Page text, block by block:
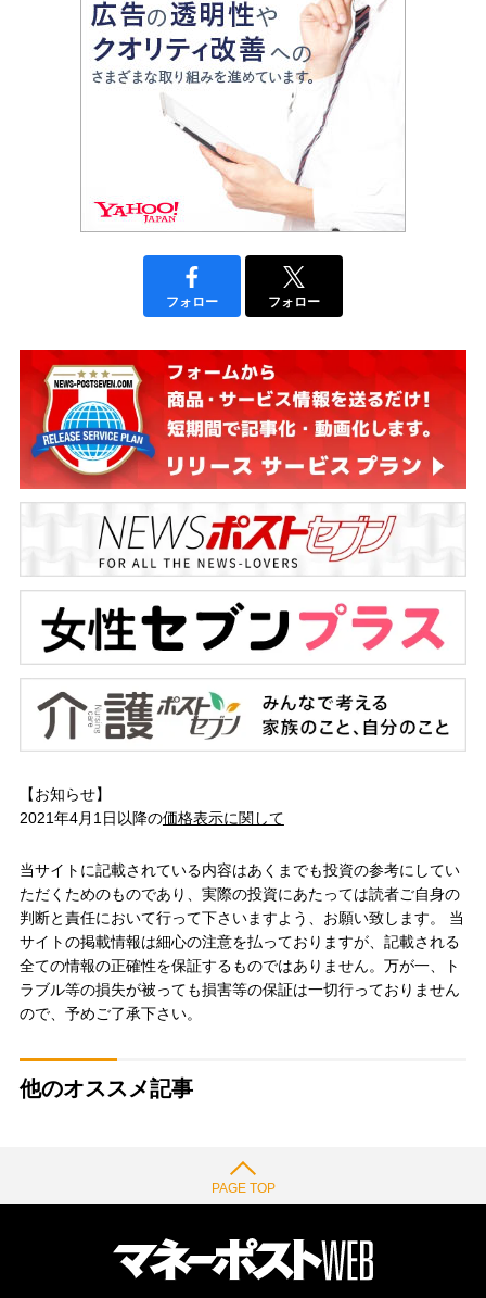
フォロー フォロー
【お知らせ】
2021年4月1日以降の価格表示に関して
当サイトに記載されている内容はあくまでも投資の参考にしてい
ただくためのものであり、実際の投資にあたっては読者ご自身の
判断と責任において行って下さいますよう、お願い致します。 当
サイトの掲載情報は細心の注意を払っておりますが、記載される
全ての情報の正確性を保証するものではありません。万が一、ト
ラブル等の損失が被っても損害等の保証は一切行っておりません
ので、予めご了承下さい。
他のオススメ記事
PAGE TOP